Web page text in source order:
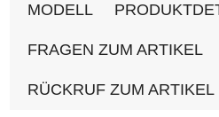
MODELL
FRAGEN ZUM ARTIKEL
RÜCKRUF ZUM ARTIKEL